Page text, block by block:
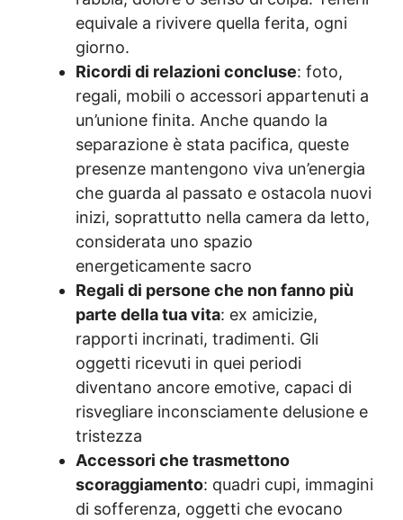
equivale a rivivere quella ferita, ogni
giorno.
Ricordi di relazioni concluse: foto,
regali, mobili o accessori appartenuti a
un’unione finita. Anche quando la
separazione è stata pacifica, queste
presenze mantengono viva un’energia
che guarda al passato e ostacola nuovi
inizi, soprattutto nella camera da letto,
considerata uno spazio
energeticamente sacro
Regali di persone che non fanno più
parte della tua vita: ex amicizie,
rapporti incrinati, tradimenti. Gli
oggetti ricevuti in quei periodi
diventano ancore emotive, capaci di
risvegliare inconsciamente delusione e
tristezza
Accessori che trasmettono
scoraggiamento: quadri cupi, immagini
di sofferenza, oggetti che evocano